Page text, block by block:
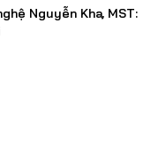
Nguyễn Kha, MST: